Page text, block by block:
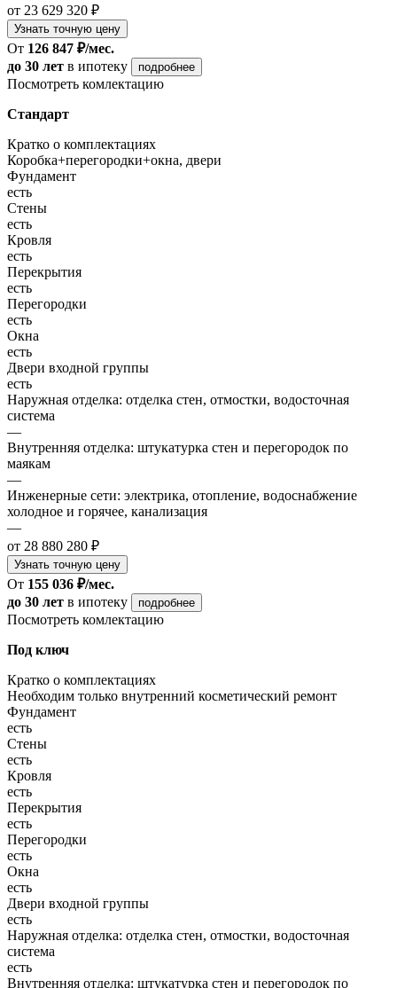
от 23 629 320 ₽
Узнать точную цену
От 126 847 ₽/мес.
до 30 лет в ипотеку подробнее
Посмотреть комлектацию
Стандарт
Кратко о комплектациях
Коробка+перегородки+окна, двери
Фундамент
есть
Стены
есть
Кровля
есть
Перекрытия
есть
Перегородки
есть
Окна
есть
Двери входной группы
есть
Наружная отделка: отделка стен, отмостки, водосточная
система
—
Внутренняя отделка: штукатурка стен и перегородок по
маякам
—
Инженерные сети: электрика, отопление, водоснабжение
холодное и горячее, канализация
—
от 28 880 280 ₽
Узнать точную цену
От 155 036 ₽/мес.
до 30 лет в ипотеку подробнее
Посмотреть комлектацию
Под ключ
Кратко о комплектациях
Необходим только внутренний косметический ремонт
Фундамент
есть
Стены
есть
Кровля
есть
Перекрытия
есть
Перегородки
есть
Окна
есть
Двери входной группы
есть
Наружная отделка: отделка стен, отмостки, водосточная
система
есть
Внутренняя отделка: штукатурка стен и перегородок по